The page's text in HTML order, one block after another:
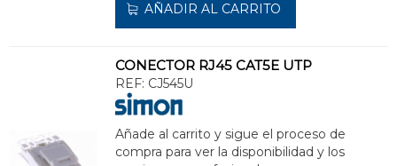
AÑADIR AL CARRITO
CONECTOR RJ45 CAT5E UTP
REF: CJ545U
Añade al carrito y sigue el proceso de
compra para ver la disponibilidad y los